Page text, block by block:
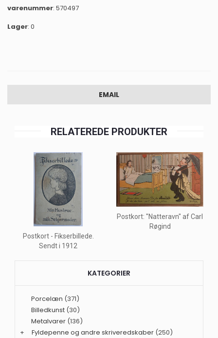
varenummer: 570497
Lager: 0
EMAIL
RELATEREDE PRODUKTER
Postkort - Fikserbillede.
Sendt i 1912
Postkort: "Natteravn" af Carl
Røgind
KATEGORIER
Porcelæn (371)
Billedkunst (30)
Metalvarer (136)
+
Fyldepenne og andre skriveredskaber (250)